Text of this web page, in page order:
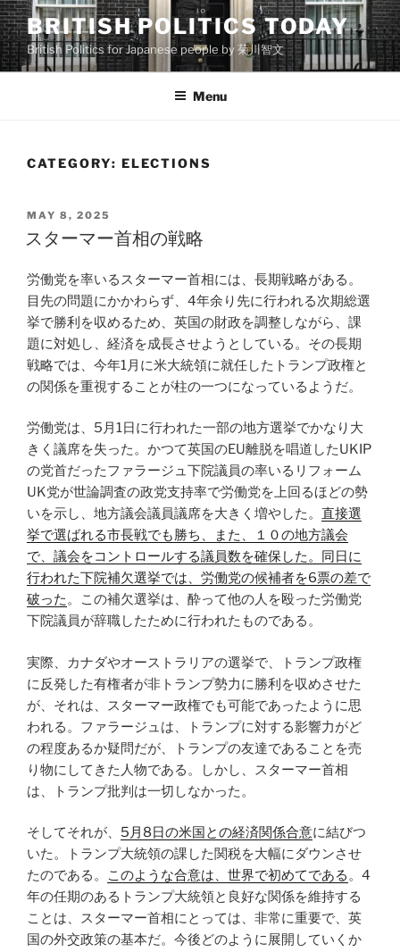
Skip
to
content
BRITISH POLITICS TODAY
British Politics for Japanese people by 菊川智文
Menu
CATEGORY: ELECTIONS
POSTED
ON
MAY 8, 2025
スターマー首相の戦略
労働党を率いるスターマー首相には、長期戦略がある。
目先の問題にかかわらず、4年余り先に行われる次期総選
挙で勝利を収めるため、英国の財政を調整しながら、課
題に対処し、経済を成長させようとしている。その長期
戦略では、今年1月に米大統領に就任したトランプ政権と
の関係を重視することが柱の一つになっているようだ。
労働党は、5月1日に行われた一部の地方選挙でかなり大
きく議席を失った。かつて英国のEU離脱を唱道したUKIP
の党首だったファラージュ下院議員の率いるリフォーム
UK党が世論調査の政党支持率で労働党を上回るほどの勢
いを示し、地方議会議員議席を大きく増やした。 直接選
挙で選ばれる市長戦でも勝ち、また、１０の地方議会
で、議会をコントロールする議員数を確保した。同日に
行われた下院補欠選挙では、労働党の候補者を6票の差で
破った。この補欠選挙は、酔って他の人を殴った労働党
下院議員が辞職したために行われたものである。
実際、カナダやオーストラリアの選挙で、トランプ政権
に反発した有権者が非トランプ勢力に勝利を収めさせた
が、それは、スターマー政権でも可能であったように思
われる。ファラージュは、トランプに対する影響力がど
の程度あるか疑問だが、トランプの友達であることを売
り物にしてきた人物である。しかし、スターマー首相
は、トランプ批判は一切しなかった。
そしてそれが、 5月8日の米国との経済関係合意に結びつ
いた。トランプ大統領の課した関税を大幅にダウンさせ
たのである。
このような合意は、世界で初めてである。4
年の任期のあるトランプ大統領と良好な関係を維持する
ことは、スターマー首相にとっては、非常に重要で、英
国の外交政策の基本だ。今後どのように展開していくか